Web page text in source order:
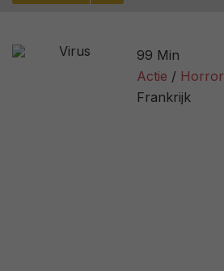
5,0/ 30731
14%
99 Min
Actie
Horror
Frankrijk